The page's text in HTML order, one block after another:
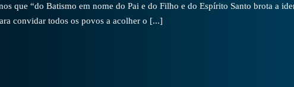
que “do Batismo em nome do Pai e do Filho e do Espírito Santo brota a
convidar todos os povos a acolher o [...]